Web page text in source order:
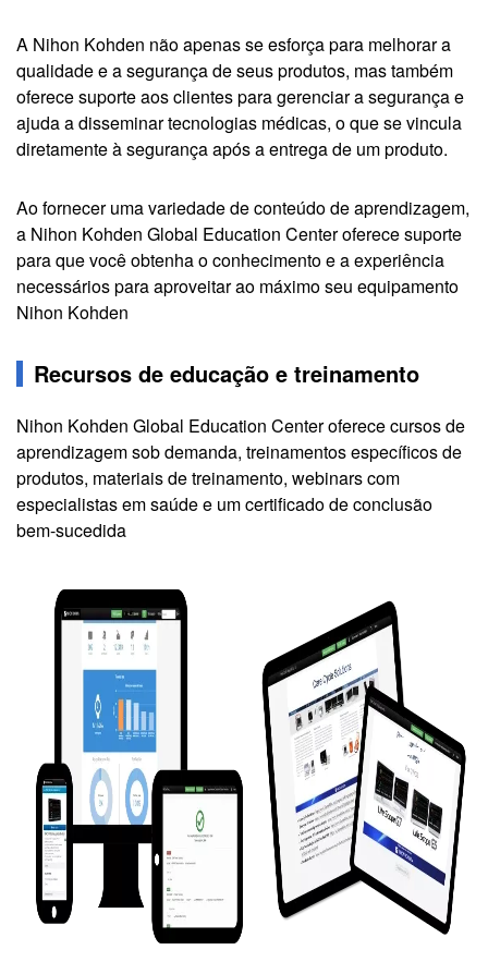
A Nihon Kohden não apenas se esforça para melhorar a
qualidade e a segurança de seus produtos, mas também
oferece suporte aos clientes para gerenciar a segurança e
ajuda a disseminar tecnologias médicas, o que se vincula
diretamente à segurança após a entrega de um produto.
Ao fornecer uma variedade de conteúdo de aprendizagem,
a Nihon Kohden Global Education Center oferece suporte
para que você obtenha o conhecimento e a experiência
necessários para aproveitar ao máximo seu equipamento
Nihon Kohden
Recursos de educação e treinamento
Nihon Kohden Global Education Center oferece cursos de
aprendizagem sob demanda, treinamentos específicos de
produtos, materiais de treinamento, webinars com
especialistas em saúde e um certificado de conclusão
bem-sucedida
Image